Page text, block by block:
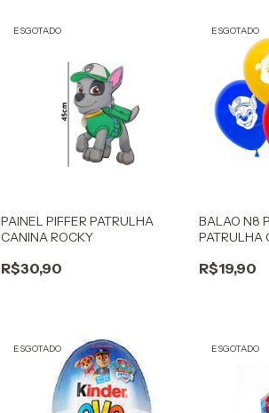
ESGOTADO
PAINEL PIFFER PATRULHA
CANINA ROCKY
R$30,90
ESGOTADO
BALAO N8
PATRULHA
R$19,90
ESGOTADO ESGOTADO